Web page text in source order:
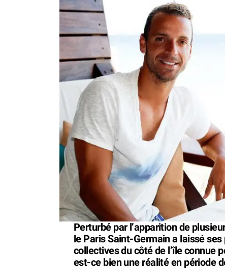
Perturbé par l’apparition de
le Paris Saint-Germain a laissé
collectives du côté de l’île connue
est-ce bien une réalité en période